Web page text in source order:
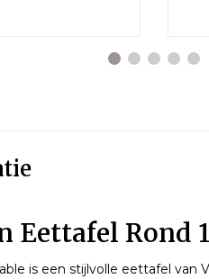
Eettafel Rond
is een stijlvolle eettafel van